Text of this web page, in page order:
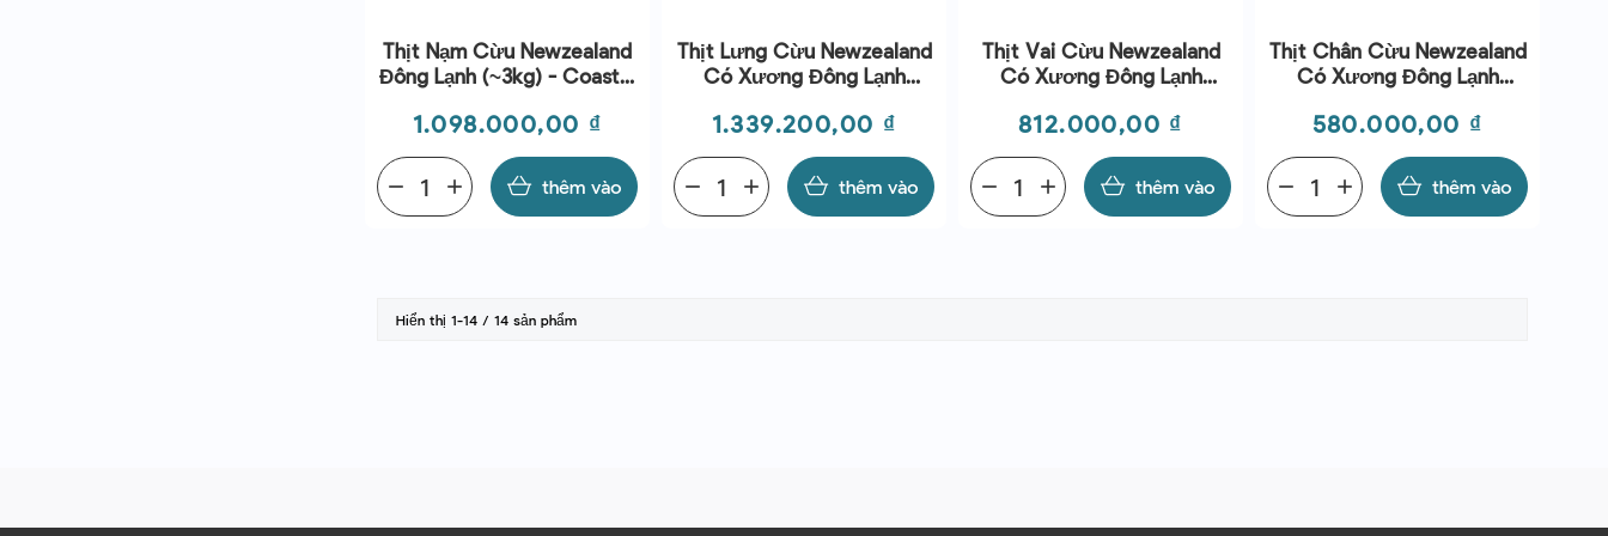
Thịt Nạm Cừu Newzealand
Đông Lạnh (~3kg) - Coastal
Giá
1.098.000,00 ₫
add
remove thêm vào
Thịt Lưng Cừu Newzealand
Có Xương Đông Lạnh
Giá
1.339.200,00 ₫
add
remove thêm vào
Thịt Vai Cừu Newzealand
Có Xương Đông Lạnh
Giá
812.000,00 ₫
add
remove thêm vào
Thịt Chân Cừu Newzealand
Có Xương Đông Lạnh
Giá
580.000,00 ₫
add
remove thêm vào
Hiển thị 1-14 / 14 sản phẩm